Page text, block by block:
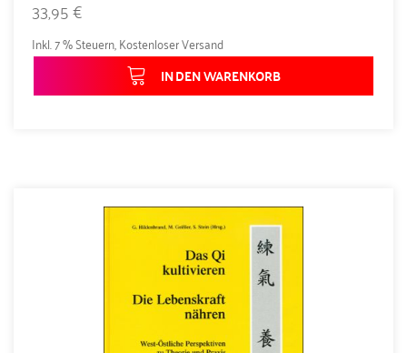
33,95 €
Inkl. 7 % Steuern,Kostenloser Versand
IN DEN WARENKORB